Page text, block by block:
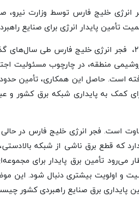
خلیج فارس توسط وزارت
تأمین پایدار انرژی برای صنایع
به گزارش ماهشهر۲۴، فجر انرژی خلیج فارس
منطقه، در چارچوب مسئولیت
کمک به پایداری شبکه برق کشور و
است. فجر انرژی خلیج فارس در
که قطع برق ناشی از شبکه
می‌رود تأمین برق پایدار برای
و اولویت بیشتری دنبال شود. این
پایداری برق صنایع راهبردی کشور